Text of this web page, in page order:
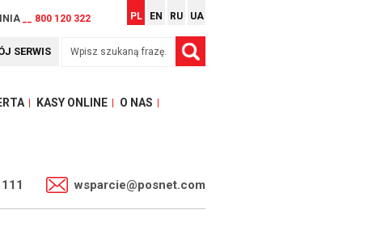
__ 800 120 322 PL EN RU UA
SERWIS
KASY ONLINE O NAS
wsparcie@posnet.com